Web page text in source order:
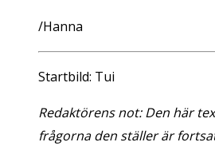
/Hanna
Startbild: Tui
Redaktörens not: Den här
frågorna den ställer är